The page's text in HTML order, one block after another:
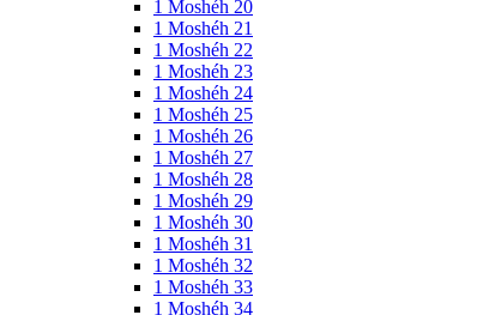
1 Moshéh 20
1 Moshéh 21
1 Moshéh 22
1 Moshéh 23
1 Moshéh 24
1 Moshéh 25
1 Moshéh 26
1 Moshéh 27
1 Moshéh 28
1 Moshéh 29
1 Moshéh 30
1 Moshéh 31
1 Moshéh 32
1 Moshéh 33
1 Moshéh 34